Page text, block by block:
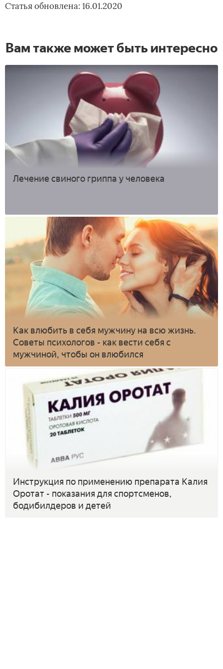
Статья обновлена: 16.01.2020
Вам также может быть интересно
Лечение свиного гриппа у человека
Как влюбить в себя мужчину на всю жизнь.
Советы психологов - как вести себя с
мужчиной, чтобы он влюбился
Инструкция по применению препарата Калия
Оротат - показания для спортсменов,
бодибилдеров и детей